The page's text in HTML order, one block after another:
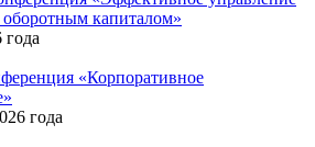
капиталом»
года
«Корпоративное
года